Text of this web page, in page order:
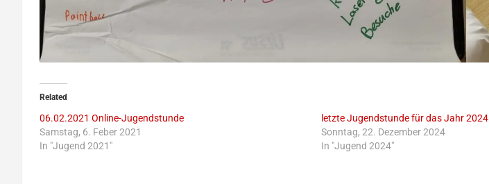
Related
06.02.2021 Online-Jugendstunde
Samstag, 6. Feber 2021
In "Jugend 2021"
letzte Jugendstunde für das Jahr 2024
Sonntag, 22. Dezember 2024
In "Jugend 2024"